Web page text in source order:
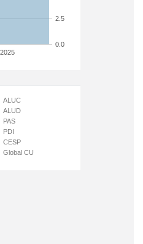
2025
0.0
2.5
ALUC
ALUD
PAS
PDI
CESP
Global CU